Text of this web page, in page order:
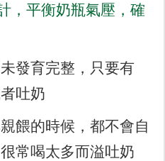
，平衡奶瓶氣壓，確
發育完整，只要有
吐奶
餵的時候，都不會自
常喝太多而溢吐奶